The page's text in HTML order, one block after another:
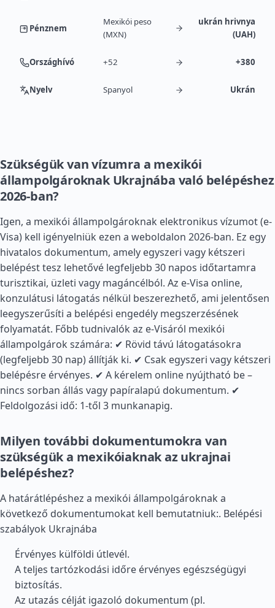
Pénznem
Mexikói peso
(MXN)
ukrán hrivnya
(UAH)
Országhívó +52 +380
Nyelv Spanyol Ukrán
Szükségük van vízumra a mexikói
állampolgároknak Ukrajnába való belépéshez
2026-ban?
Igen, a mexikói állampolgároknak elektronikus vízumot (e-
Visa) kell igényelniük ezen a weboldalon 2026-ban. Ez egy
hivatalos dokumentum, amely egyszeri vagy kétszeri
belépést tesz lehetővé legfeljebb 30 napos időtartamra
turisztikai, üzleti vagy magáncélból. Az e-Visa online,
konzulátusi látogatás nélkül beszerezhető, ami jelentősen
leegyszerűsíti a belépési engedély megszerzésének
folyamatát. Főbb tudnivalók az e-Visáról mexikói
állampolgárok számára: ✔ Rövid távú látogatásokra
(legfeljebb 30 nap) állítják ki. ✔ Csak egyszeri vagy kétszeri
belépésre érvényes. ✔ A kérelem online nyújtható be –
nincs sorban állás vagy papíralapú dokumentum. ✔
Feldolgozási idő: 1-től 3 munkanapig.
Milyen további dokumentumokra van
szükségük a mexikóiaknak az ukrajnai
belépéshez?
A határátlépéshez a mexikói állampolgároknak a
következő dokumentumokat kell bemutatniuk:. Belépési
szabályok Ukrajnába
Érvényes külföldi útlevél.
A teljes tartózkodási időre érvényes egészségügyi
biztosítás.
Az utazás célját igazoló dokumentum (pl.